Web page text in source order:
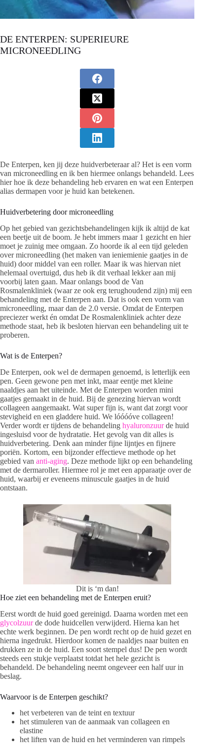
DE ENTERPEN: SUPERIEURE
MICRONEEDLING
De Enterpen, ken jij deze huidverbeteraar al? Het is een vorm
van microneedling en ik ben hiermee onlangs behandeld. Lees
hier hoe ik deze behandeling heb ervaren en wat een Enterpen
alias dermapen voor je huid kan betekenen.
Huidverbetering door microneedling
Op het gebied van gezichtsbehandelingen kijk ik altijd de kat
een beetje uit de boom. Je hebt immers maar 1 gezicht en hier
moet je zuinig mee omgaan. Zo hoorde ik al een tijd geleden
over microneedling (het maken van ieniemienie gaatjes in de
huid) door middel van een roller. Maar ik was hiervan niet
helemaal overtuigd, dus heb ik dit verhaal lekker aan mij
voorbij laten gaan. Maar onlangs bood de Van
Rosmalenkliniek (waar ze ook erg terughoudend zijn) mij een
behandeling met de Enterpen aan. Dat is ook een vorm van
microneedling, maar dan de 2.0 versie. Omdat de Enterpen
preciezer werkt én omdat De Rosmalenkliniek achter deze
methode staat, heb ik besloten hiervan een behandeling uit te
proberen.
Wat is de Enterpen?
De Enterpen, ook wel de dermapen genoemd, is letterlijk een
pen. Geen gewone pen met inkt, maar eentje met kleine
naaldjes aan het uiteinde. Met de Enterpen worden mini
gaatjes gemaakt in de huid. Bij de genezing hiervan wordt
collageen aangemaakt. Wat super fijn is, want dat zorgt voor
stevigheid en een gladdere huid. We lóóóóve collageen!
Verder wordt er tijdens de behandeling hyaluronzuurde huid
ingesluisd voor de hydratatie. Het gevolg van dit alles is
huidverbetering. Denk aan minder fijne lijntjes en fijnere
poriën. Kortom, een bijzonder effectieve methode op het
gebied van anti-aging. Deze methode lijkt op een behandeling
met de dermaroller. Hiermee rol je met een apparaatje over de
huid, waarbij er eveneens minuscule gaatjes in de huid
ontstaan.
Dit is ‘m dan!
Hoe ziet een behandeling met de Enterpen eruit?
Eerst wordt de huid goed gereinigd. Daarna worden met een
glycolzuurde dode huidcellen verwijderd. Hierna kan het
echte werk beginnen. De pen wordt recht op de huid gezet en
hierna ingedrukt. Hierdoor komen de naaldjes naar buiten en
drukken ze in de huid. Een soort stempel dus! De pen wordt
steeds een stukje verplaatst totdat het hele gezicht is
behandeld. De behandeling neemt ongeveer een half uur in
beslag.
Waarvoor is de Enterpen geschikt?
het verbeteren van de teint en textuur
het stimuleren van de aanmaak van collageen en
elastine
het liften van de huid en het verminderen van rimpels